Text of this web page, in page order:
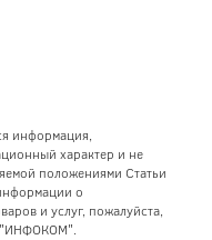
информация,
характер и не
положениями Статьи
о
и услуг, пожалуйста,
"ИНФОКОМ".